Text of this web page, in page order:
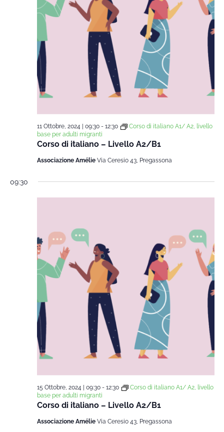
Corso di italiano – Livello A2/B1
11 Ottobre, 2024 | 09:30- 12:30
Corso di italiano A1/ A2, livello
base per adulti migranti
Associazione Amélie Via Ceresio 43, Pregassona
09:30
Corso di italiano – Livello A2/B1
15 Ottobre, 2024 | 09:30- 12:30
Corso di italiano A1/ A2, livello
base per adulti migranti
Associazione Amélie Via Ceresio 43, Pregassona